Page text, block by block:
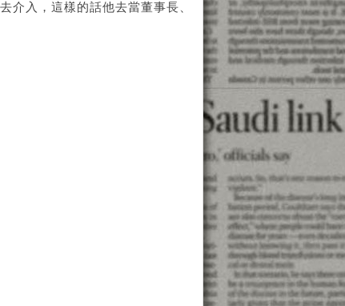
介入，這樣的話他去當董事長、